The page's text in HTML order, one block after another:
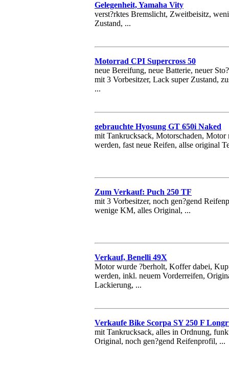
Gelegenheit, Yamaha Vity
verst?rktes Bremslicht, Zweitbeisitz,
Zustand, ...
Motorrad CPI Supercross 50
neue Bereifung, neue Batterie, neuer
mit 3 Vorbesitzer, Lack super Zustand,
...
gebrauchte Hyosung GT 650i Naked
mit Tankrucksack, Motorschaden, Motor
werden, fast neue Reifen, allse original
Zum Verkauf: Puch 250 TF
mit 3 Vorbesitzer, noch gen?gend
wenige KM, alles Original, ...
Verkauf, Benelli 49X
Motor wurde ?berholt, Koffer dabei,
werden, inkl. neuem Vorderreifen,
Lackierung, ...
Verkaufe Bike Scorpa SY 250 F
mit Tankrucksack, alles in Ordnung,
Original, noch gen?gend Reifenprofil, ...